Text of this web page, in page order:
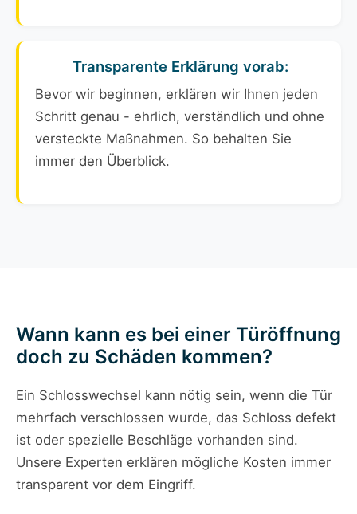
Transparente Erklärung vorab:
Bevor wir beginnen, erklären wir Ihnen jeden
Schritt genau - ehrlich, verständlich und ohne
versteckte Maßnahmen. So behalten Sie
immer den Überblick.
Wann kann es bei einer Türöffnung
doch zu Schäden kommen?
Ein Schlosswechsel kann nötig sein, wenn die Tür
mehrfach verschlossen wurde, das Schloss defekt
ist oder spezielle Beschläge vorhanden sind.
Unsere Experten erklären mögliche Kosten immer
transparent vor dem Eingriff.